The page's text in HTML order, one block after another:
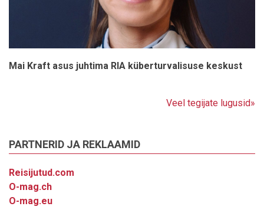
Mai Kraft asus juhtima RIA küberturvalisuse keskust
Veel tegijate lugusid»
PARTNERID JA REKLAAMID
Reisijutud.com
O-mag.ch
O-mag.eu